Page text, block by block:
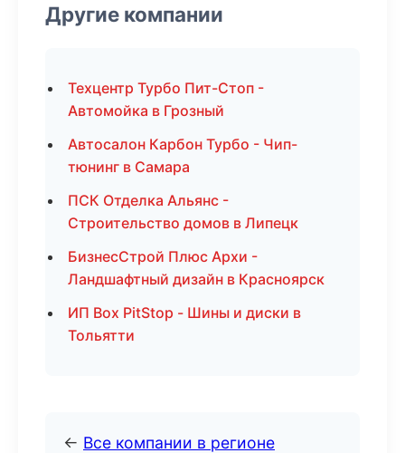
Другие компании
Техцентр Турбо Пит-Стоп -
Автомойка в Грозный
Автосалон Карбон Турбо - Чип-
тюнинг в Самара
ПСК Отделка Альянс -
Строительство домов в Липецк
БизнесСтрой Плюс Архи -
Ландшафтный дизайн в Красноярск
ИП Box PitStop - Шины и диски в
Тольятти
← Все компании в регионе